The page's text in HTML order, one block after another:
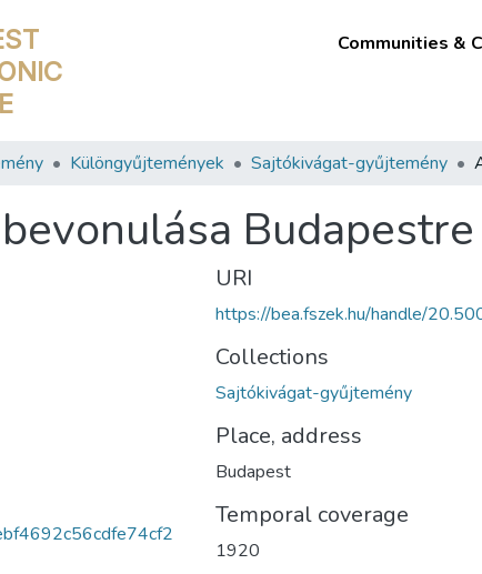
Communities &
Különgyűjtemények Sajtókivágat-gyűjtemény
Budapestre
URI
https://bea.fszek.hu/handle/
Collections
Sajtókivágat-gyűjtemény
Place, address
Budapest
Temporal coverage
1920